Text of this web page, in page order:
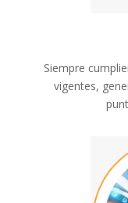
Siempre
vigentes,